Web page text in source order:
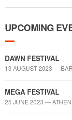
UPCOMING
DAWN FESTIVAL
13 AUGUST 2023 —
MEGA FESTIVAL
25 JUNE 2023 —